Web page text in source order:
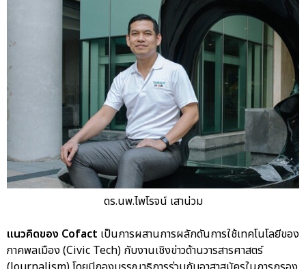
ดร.นพ.ไพโรจน์ เสาน่วม
แนวคิดของ Cofact เป็นการผสานการผลักดันการใช้เทคโนโลยีของ
ภาคพลเมือง (Civic Tech) กับงานเชิงข่าวด้านวารสารศาสตร์